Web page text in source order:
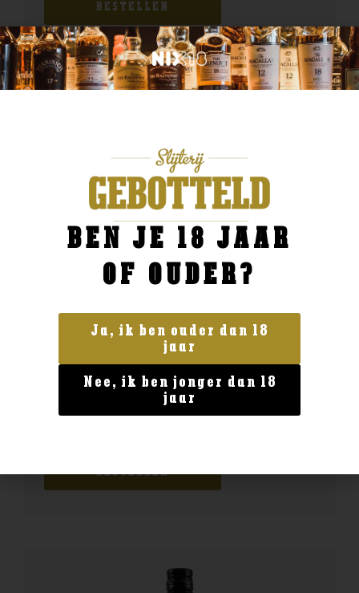
BESTELLEN
Land van Herkomst
Epicuro Salice Salentino
BESTELLEN
BEN JE 18 JAAR
OF OUDER?
Ja, ik ben ouder dan 18
jaar
Nee, ik ben jonger dan 18
jaar